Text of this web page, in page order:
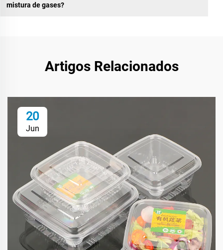
mistura de gases?
Artigos Relacionados
20
Jun